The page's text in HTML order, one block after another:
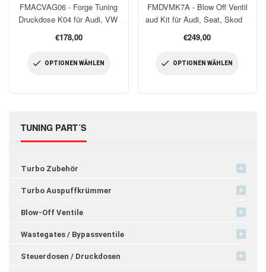
TUNING PART´S
Turbo Zubehör
Turbo Auspuffkrümmer
Blow-Off Ventile
Wastegates / Bypassventile
Steuerdosen / Druckdosen
FMACVAG06 - Forge Tuning
Druckdose K04 für Audi, VW,
Seat, und Skoda 2.0L
Normaler
€178,00
OPTIONEN WÄHLEN
FMDVMK7A - Blow Off Ventil
aud Kit für Audi, Seat, Skoda,
Normaler
€249,00
OPTIONEN WÄHLEN